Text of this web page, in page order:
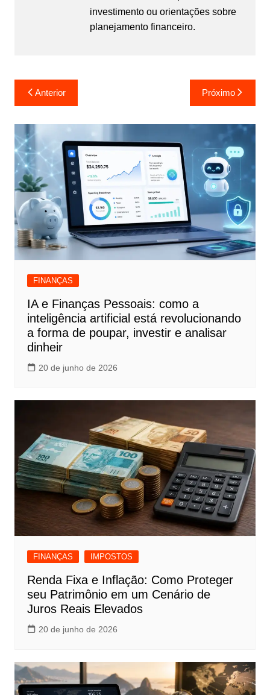
investimento ou orientações sobre
planejamento financeiro.
Navegação
de
Post
Anterior Próximo
FINANÇAS
IA e Finanças Pessoais: como a
inteligência artificial está revolucionando
a forma de poupar, investir e analisar
dinheir
20 de junho de 2026
FINANÇAS IMPOSTOS
Renda Fixa e Inflação: Como Proteger
seu Patrimônio em um Cenário de
Juros Reais Elevados
20 de junho de 2026